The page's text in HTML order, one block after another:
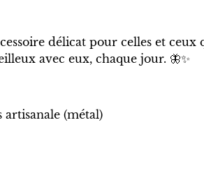
délicat pour celles et
avec eux, chaque jour. 🦋✨
artisanale (métal)